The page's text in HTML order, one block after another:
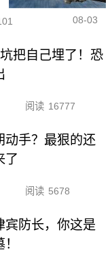
08-03
把自己埋了！恐
阅读 16777
动手？最狠的还
了
阅读 5678
宾防长，你这是